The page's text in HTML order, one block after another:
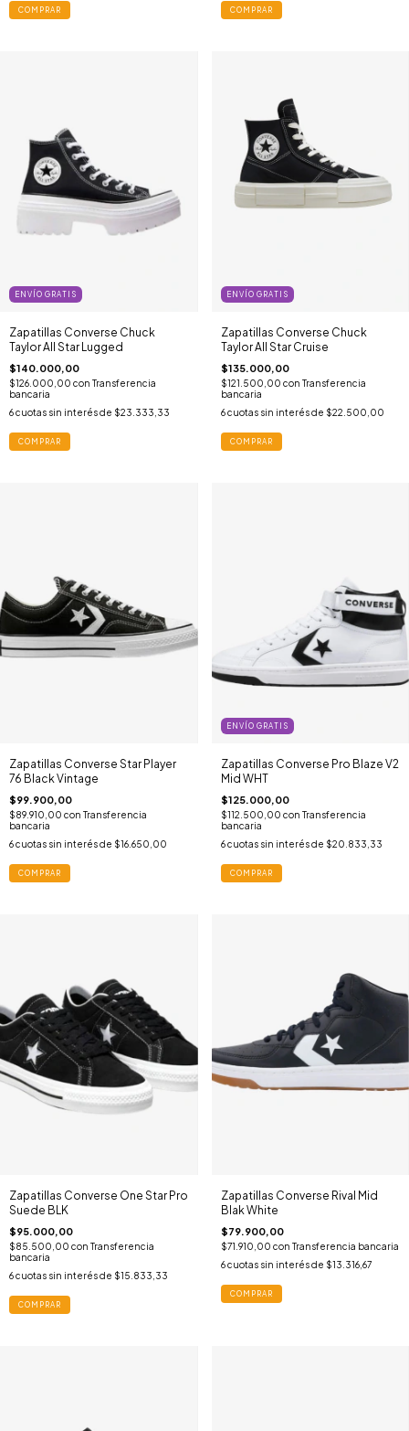
COMPRAR COMPRAR
ENVÍO GRATIS
Zapatillas Converse Chuck
Taylor All Star Lugged
$140.000,00
$126.000,00 con Transferencia
bancaria
6cuotas sin interés de $23.333,33
COMPRAR
ENVÍO GRATIS
Zapatillas Converse Chuck
Taylor All Star Cruise
$135.000,00
$121.500,00 con Transferencia
bancaria
6 cuotas sin interés de $22.500,00
COMPRAR
Zapatillas Converse Star Player
76 Black Vintage
$99.900,00
$89.910,00 con Transferencia
bancaria
6cuotas sin interés de $16.650,00
COMPRAR
ENVÍO GRATIS
Zapatillas Converse Pro Blaze V2
Mid WHT
$125.000,00
$112.500,00 con Transferencia
bancaria
6 cuotas sin interés de $20.833,33
COMPRAR
Zapatillas Converse One Star Pro
Suede BLK
$95.000,00
$85.500,00 con Transferencia
bancaria
6cuotas sin interés de $15.833,33
COMPRAR
Zapatillas Converse Rival Mid
Blak White
$79.900,00
$71.910,00 con Transferencia bancaria
6 cuotas sin interés de $13.316,67
COMPRAR